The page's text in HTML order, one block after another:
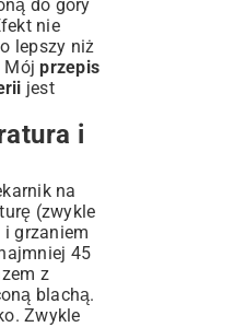
do góry
nie
lepszy niż
Mójprzepis
jest
i
na
(zwykle
i grzaniem
45
z
blachą.
Zwykle